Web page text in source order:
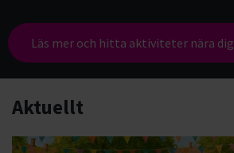
Läs mer och hitta aktiviteter nära dig
Aktuellt